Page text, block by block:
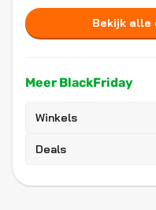
Bekijk alle
Meer BlackFriday
Winkels
Deals